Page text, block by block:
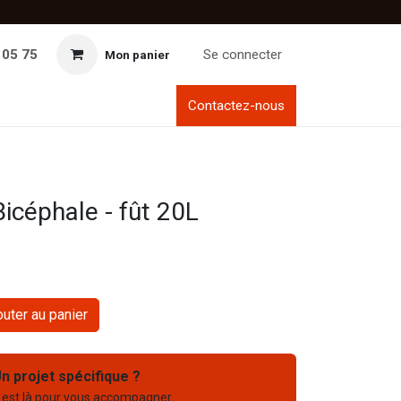
75 Mon panier Se connecter
Contactez-nous
- fût 20L
au panier
projet spécifique ?
là pour vous accompagner.